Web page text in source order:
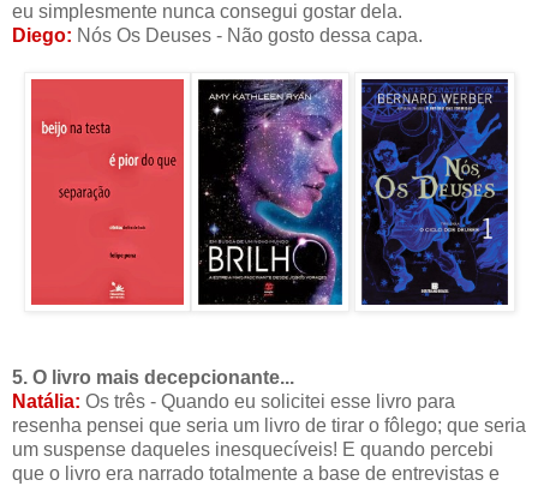
eu simplesmente nunca consegui gostar dela.
Diego: Nós Os Deuses - Não gosto dessa capa.
5. O livro mais decepcionante...
Natália: Os três - Quando eu solicitei esse livro para
resenha pensei que seria um livro de tirar o fôlego; que seria
um suspense daqueles inesquecíveis! E quando percebi
que o livro era narrado totalmente a base de entrevistas e